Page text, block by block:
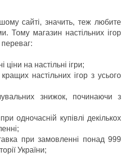
сайті, значить, теж любите
Тому магазин настільних ігор
ціни на настільні ігри;
настільних ігор з усього
знижок, починаючи з
одночасній купівлі декількох
при замовленні понад 999
України;